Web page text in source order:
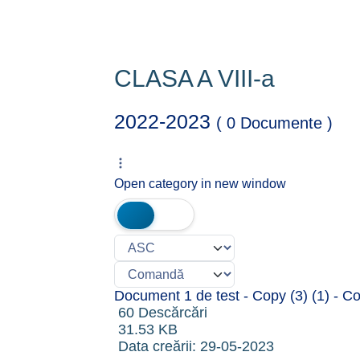
CLASA A VIII-a
2022-2023 ( 0 Documente )
Open category in new window
Document 1 de test - Copy (3) (1) -
60 Descărcări
31.53 KB
Data creării: 29-05-2023